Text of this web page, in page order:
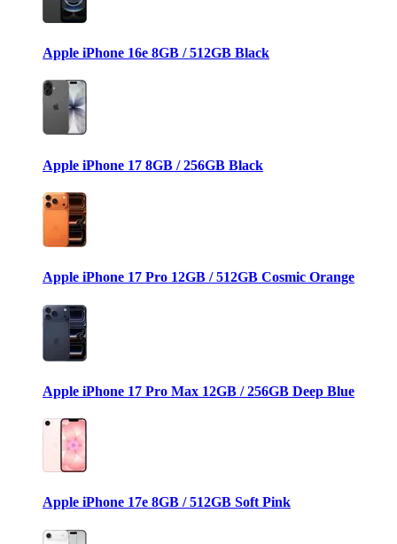
Apple iPhone 16e 8GB / 512GB Black
Apple iPhone 17 8GB / 256GB Black
Apple iPhone 17 Pro 12GB / 512GB Cosmic Orange
Apple iPhone 17 Pro Max 12GB / 256GB Deep Blue
Apple iPhone 17e 8GB / 512GB Soft Pink